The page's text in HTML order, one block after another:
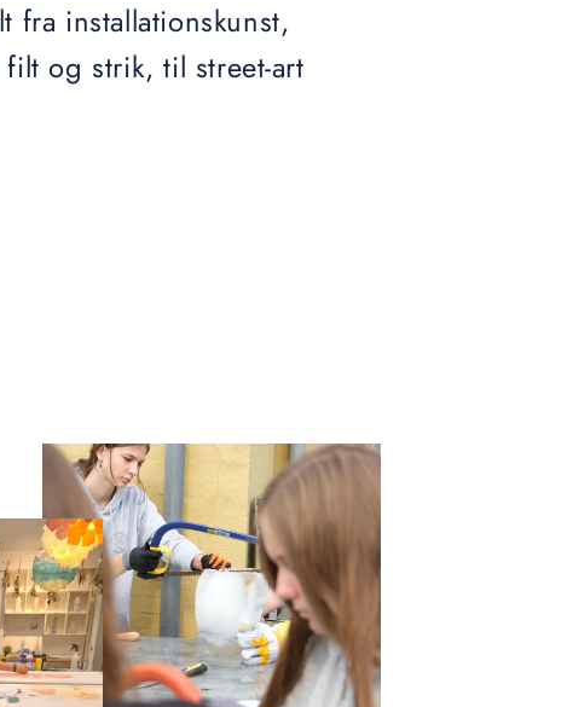
installationskunst,
og strik, til street-art